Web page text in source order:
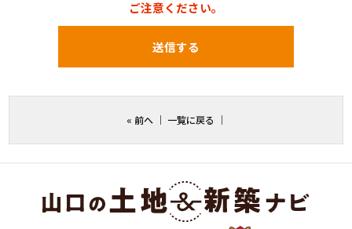
ご注意ください。
« 前へ｜ 一覧に戻る ｜